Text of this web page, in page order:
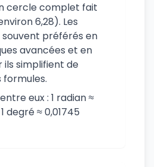
cercle complet fait
6,28). Les
souvent préférés en
avancées et en
ils simplifient de
formules.
eux : 1 radian ≈
degré ≈ 0,01745